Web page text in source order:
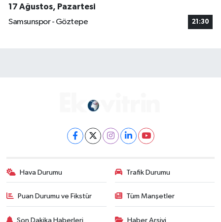
17 Ağustos, Pazartesi
Samsunspor - Göztepe
21:30
Hava Durumu Trafik Durumu
Puan Durumu ve Fikstür Tüm Manşetler
Son Dakika Haberleri Haber Arşivi